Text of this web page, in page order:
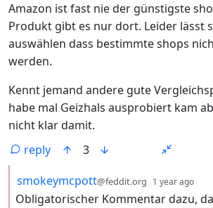
Amazon ist fast nie der günstigste
Produkt gibt es nur dort. Leider lässt
auswählen dass bestimmte shops
werden.
Kennt jemand andere gute
habe mal Geizhals ausprobiert kam
nicht klar damit.
reply
3
by
smokeymcpott@feddit.org 1 year ago
Obligatorischer Kommentar dazu,